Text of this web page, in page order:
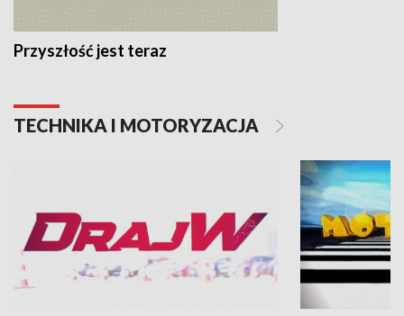
Przyszłość jest teraz
TECHNIKA I MOTORYZACJA